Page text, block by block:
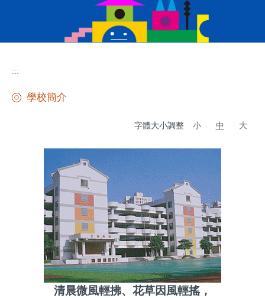
:::
學校簡介
字體大小調整 小 中 大
清晨微風輕拂、花草因風輕搖，